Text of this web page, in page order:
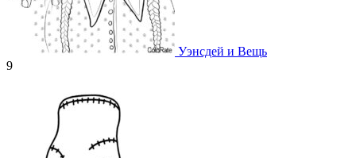
Уэнсдей и Вещь
9